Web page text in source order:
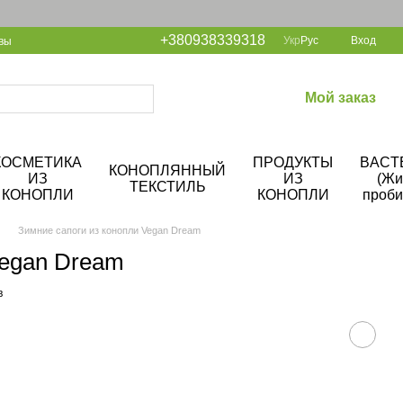
+380938339318 Укр Рус Вход
Мой заказ
ИЗ
КОНОПЛИ
КОНОПЛЯННЫЙ
ТЕКСТИЛЬ
ПРОДУКТЫ
ИЗ
КОНОПЛИ
Зимние сапоги из конопли Vegan Dream
Dream